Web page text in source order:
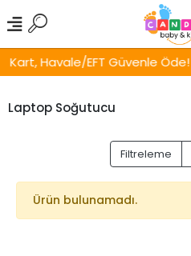
Havale/EFT Güvenle Öde!
Laptop Soğutucu
Filtreleme
Ürün bulunamadı.